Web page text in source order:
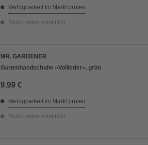
Verfügbarkeit im Markt prüfen
Nicht online erhältlich
MR. GARDENER
Gartenhandschuhe »Vollleder«, grün
9,99 €
Verfügbarkeit im Markt prüfen
Nicht online erhältlich